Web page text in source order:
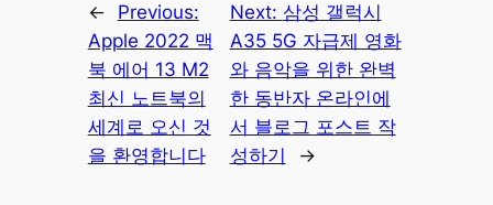
←
Previous:
Apple 2022 맥
북 에어 13 M2
최신 노트북의
세계로 오신 것
을 환영합니다
Next: 삼성 갤럭시
A35 5G 자급제 영화
와 음악을 위한 완벽
한 동반자 온라인에
서 블로그 포스트 작
성하기
→